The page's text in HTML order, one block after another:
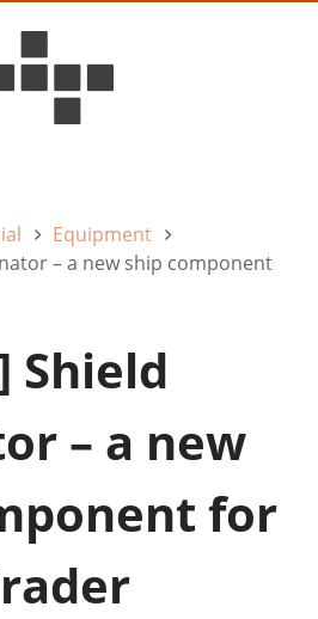
Equipment
– a new ship component
Shield
– a new
for